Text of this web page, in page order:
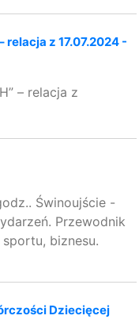
relacja z 17.07.2024 -
– relacja z
Świnoujście -
Przewodnik
biznesu.
Dziecięcej